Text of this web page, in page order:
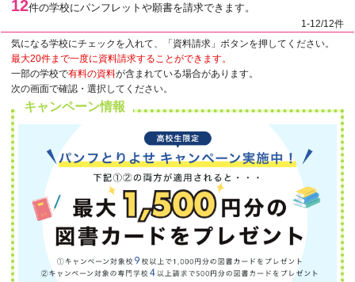
12件の学校にパンフレットや願書を請求できます。
1-12/12件
気になる学校にチェックを入れて、「資料請求」ボタンを押してください。
最大20件まで一度に資料請求することができます。
一部の学校で有料の資料が含まれている場合があります。
次の画面で確認・選択してください。
キャンペーン情報